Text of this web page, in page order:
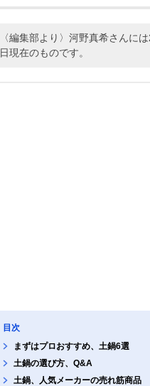
〈編集部より〉河野真希さんに
日現在のものです。
目次
まずはプロおすすめ、土鍋6選
土鍋の選び方、Q&A
土鍋、人気メーカーの売れ筋商品